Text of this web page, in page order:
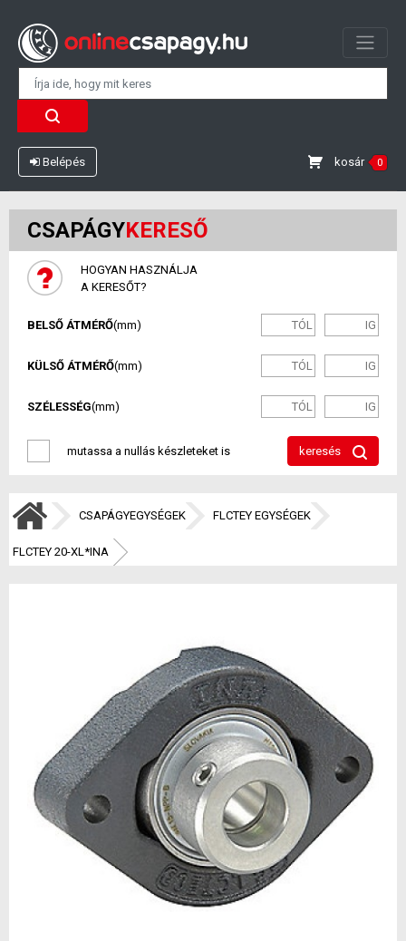
Belépés kosár 0
CSAPÁGYKERESŐ
HOGYAN HASZNÁLJA
A KERESŐT?
BELSŐ ÁTMÉRŐ(mm)
KÜLSŐ ÁTMÉRŐ(mm)
SZÉLESSÉG(mm)
mutassa a nullás készleteket is keresés
CSAPÁGYEGYSÉGEK FLCTEY EGYSÉGEK
FLCTEY 20-XL*INA